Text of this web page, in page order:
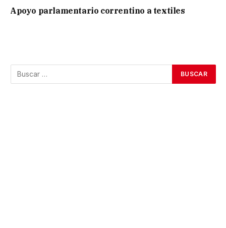
Apoyo parlamentario correntino a textiles